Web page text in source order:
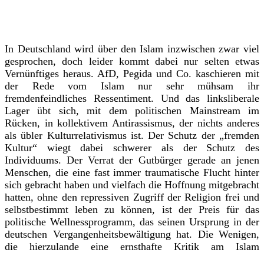
In Deutschland wird über den Islam inzwischen zwar viel
gesprochen, doch leider kommt dabei nur selten etwas
Vernünftiges heraus. AfD, Pegida und Co. kaschieren mit
der Rede vom Islam nur sehr mühsam ihr
fremdenfeindliches Ressentiment. Und das linksliberale
Lager übt sich, mit dem politischen Mainstream im
Rücken, in kollektivem Antirassismus, der nichts anderes
als übler Kulturrelativismus ist. Der Schutz der „fremden
Kultur“ wiegt dabei schwerer als der Schutz des
Individuums. Der Verrat der Gutbürger gerade an jenen
Menschen, die eine fast immer traumatische Flucht hinter
sich gebracht haben und vielfach die Hoffnung mitgebracht
hatten, ohne den repressiven Zugriff der Religion frei und
selbstbestimmt leben zu können, ist der Preis für das
politische Wellnessprogramm, das seinen Ursprung in der
deutschen Vergangenheitsbewältigung hat. Die Wenigen,
die hierzulande eine ernsthafte Kritik am Islam